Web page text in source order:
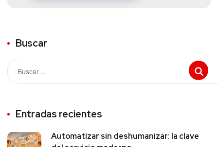
Buscar
Entradas recientes
Automatizar sin deshumanizar: la clave